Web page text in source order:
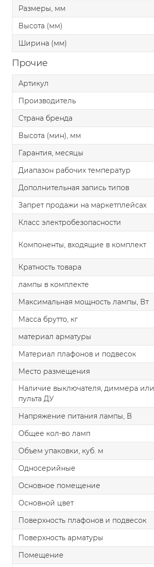
Размеры, мм
Высота (мм)
Ширина (мм)
Прочие
Артикул
Производитель
Страна бренда
Высота (мин), мм
Гарантия, месяцы
Диапазон рабочих температур
Дополнительная запись типов
Запрет продажи на маркетплейсах
Класс электробезопасности
Компоненты, входящие в комплект
Кратность товара
лампы в комплекте
Максимальная мощность лампы, Вт
Масса брутто, кг
материал арматуры
Материал плафонов и подвесок
Место размещения
Наличие выключателя, диммера или
пульта ДУ
Напряжение питания лампы, В
Общее кол-во ламп
Объем упаковки, куб. м
Односерийные
Основное помещение
Основной цвет
Поверхность плафонов и подвесок
Поверхность арматуры
Помещение